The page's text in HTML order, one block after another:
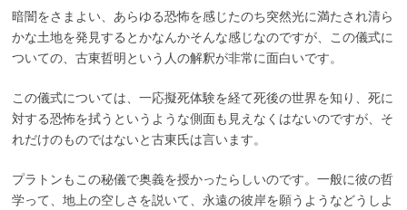
暗闇をさまよい、あらゆる恐怖を感じたのち突然光に満たされ清ら
かな土地を発見するとかなんかそんな感じなのですが、この儀式に
ついての、古東哲明という人の解釈が非常に面白いです。
この儀式については、一応擬死体験を経て死後の世界を知り、死に
対する恐怖を拭うというような側面も見えなくはないのですが、そ
れだけのものではないと古東氏は言います。
プラトンもこの秘儀で奥義を授かったらしいのです。一般に彼の哲
学って、地上の空しさを説いて、永遠の彼岸を願うようなどうしよ